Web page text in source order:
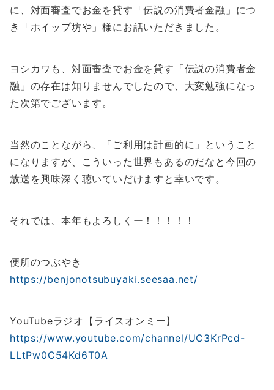
に、対面審査でお金を貸す「伝説の消費者金融」につ
き「ホイップ坊や」様にお話いただきました。
ヨシカワも、対面審査でお金を貸す「伝説の消費者金
融」の存在は知りませんでしたので、大変勉強になっ
た次第でございます。
当然のことながら、「ご利用は計画的に」ということ
になりますが、こういった世界もあるのだなと今回の
放送を興味深く聴いていだけますと幸いです。
それでは、本年もよろしくー！！！！！
便所のつぶやき
https://benjonotsubuyaki.seesaa.net/
YouTubeラジオ【ライスオンミー】
https://www.youtube.com/channel/UC3KrPcd-
LLtPw0C54Kd6T0A